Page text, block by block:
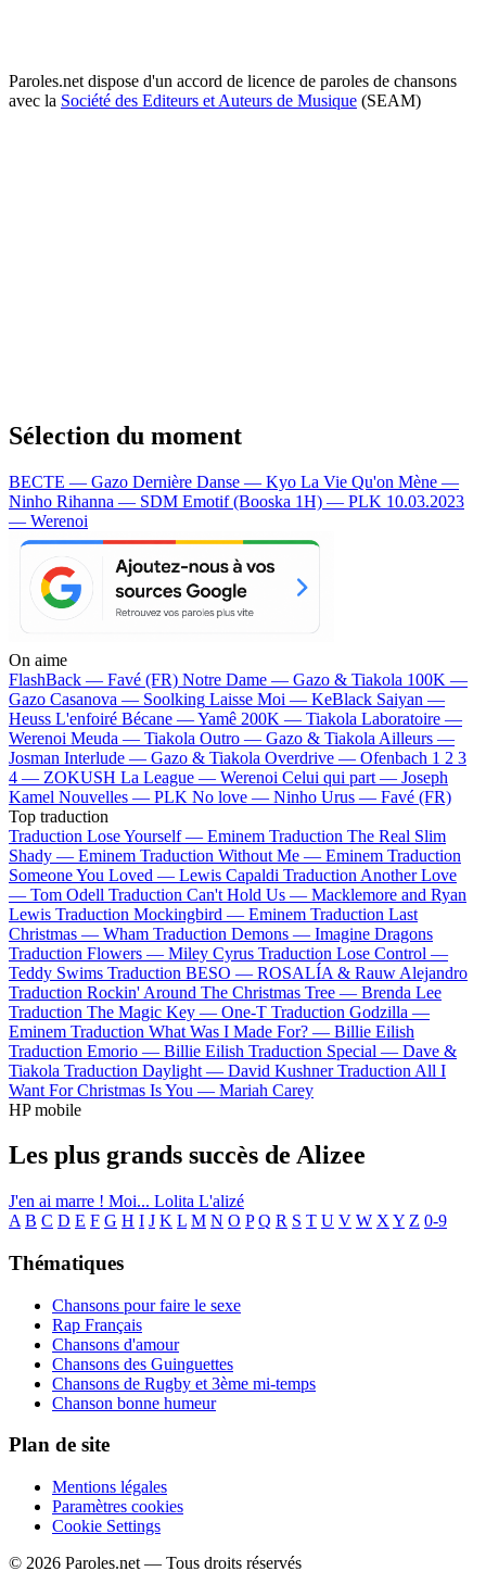
Paroles.net dispose d'un accord de licence de paroles de chansons
avec la Société des Editeurs et Auteurs de Musique (SEAM)
Sélection du moment
BECTE — Gazo Dernière Danse — Kyo La Vie Qu'on Mène —
Ninho Rihanna — SDM Emotif (Booska 1H) — PLK 10.03.2023
— Werenoi
On aime
FlashBack — Favé (FR) Notre Dame — Gazo & Tiakola 100K —
Gazo Casanova — Soolking Laisse Moi — KeBlack Saiyan —
Heuss L'enfoiré Bécane —Yamê 200K — Tiakola Laboratoire —
Werenoi Meuda — Tiakola Outro — Gazo & Tiakola Ailleurs —
Josman Interlude — Gazo & Tiakola Overdrive — Ofenbach 1 2 3
4 — ZOKUSH La League — Werenoi Celui qui part — Joseph
Kamel Nouvelles — PLK No love — Ninho Urus — Favé (FR)
Top traduction
Traduction Lose Yourself — Eminem Traduction The Real Slim
Shady — Eminem Traduction Without Me — Eminem Traduction
Someone You Loved — Lewis Capaldi Traduction Another Love
— Tom Odell Traduction Can't Hold Us — Macklemore and Ryan
Lewis Traduction Mockingbird — Eminem Traduction Last
Christmas — Wham Traduction Demons — Imagine Dragons
Traduction Flowers — Miley Cyrus Traduction Lose Control —
Teddy Swims Traduction BESO — ROSALÍA & Rauw Alejandro
Traduction Rockin' Around The Christmas Tree — Brenda Lee
Traduction The Magic Key — One-T Traduction Godzilla —
Eminem Traduction What Was I Made For? — Billie Eilish
Traduction Emorio — Billie Eilish Traduction Special — Dave &
Tiakola Traduction Daylight — David Kushner Traduction All I
Want For Christmas Is You — Mariah Carey
HP mobile
Les plus grands succès de Alizee
J'en ai marre ! Moi... Lolita L'alizé
A B C D E F G H I J K L M N O P Q R S T U V W X Y Z 0-9
Thématiques
Chansons pour faire le sexe
Rap Français
Chansons d'amour
Chansons des Guinguettes
Chansons de Rugby et 3ème mi-temps
Chanson bonne humeur
Plan de site
Mentions légales
Paramètres cookies
Cookie Settings
© 2026 Paroles.net — Tous droits réservés